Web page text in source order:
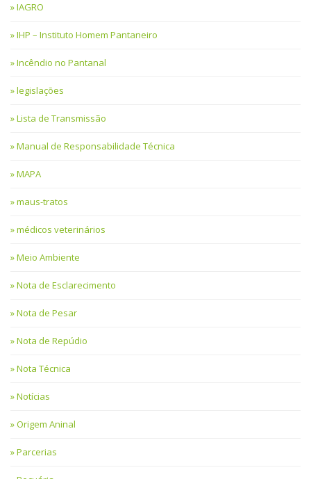
IAGRO
IHP – Instituto Homem Pantaneiro
Incêndio no Pantanal
legislações
Lista de Transmissão
Manual de Responsabilidade Técnica
MAPA
maus-tratos
médicos veterinários
Meio Ambiente
Nota de Esclarecimento
Nota de Pesar
Nota de Repúdio
Nota Técnica
Notícias
Origem Aninal
Parcerias